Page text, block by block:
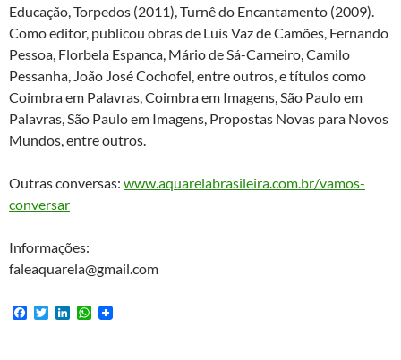
Educação, Torpedos (2011), Turnê do Encantamento (2009).
Como editor, publicou obras de Luís Vaz de Camões, Fernando
Pessoa, Florbela Espanca, Mário de Sá-Carneiro, Camilo
Pessanha, João José Cochofel, entre outros, e títulos como
Coimbra em Palavras, Coimbra em Imagens, São Paulo em
Palavras, São Paulo em Imagens, Propostas Novas para Novos
Mundos, entre outros.
Outras conversas: www.aquarelabrasileira.com.br/vamos-
conversar
Informações:
faleaquarela@gmail.com
F
T
W